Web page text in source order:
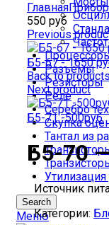
Разъемы
Резисторы
Реле
Серебро
Скупка
Тантал из
Search
Меню
Главная
550 руб
Previous
Б5-67 - 1650
Back to products
Next product
Б5-71 -500руб
Б5-70
Источник
Категории: